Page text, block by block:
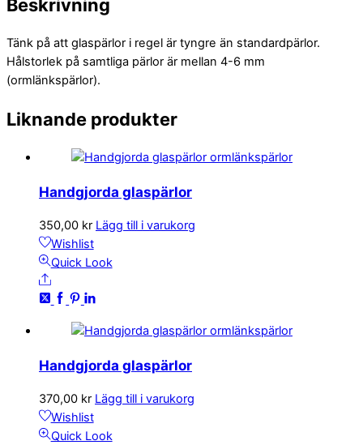
Beskrivning
Tänk på att glaspärlor i regel är tyngre än standardpärlor.
Hålstorlek på samtliga pärlor är mellan 4-6 mm
(ormlänkspärlor).
Liknande produkter
Handgjorda glaspärlor
350,00 kr Lägg till i varukorg
Wishlist
Quick Look
Share
Handgjorda glaspärlor
370,00 kr Lägg till i varukorg
Wishlist
Quick Look